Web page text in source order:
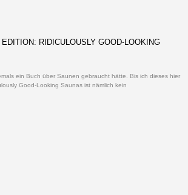
RIDICULOUSLY GOOD-LOOKING
ein Buch über Saunen gebraucht hätte. Bis ich dieses hier
Good-Looking Saunas ist nämlich kein